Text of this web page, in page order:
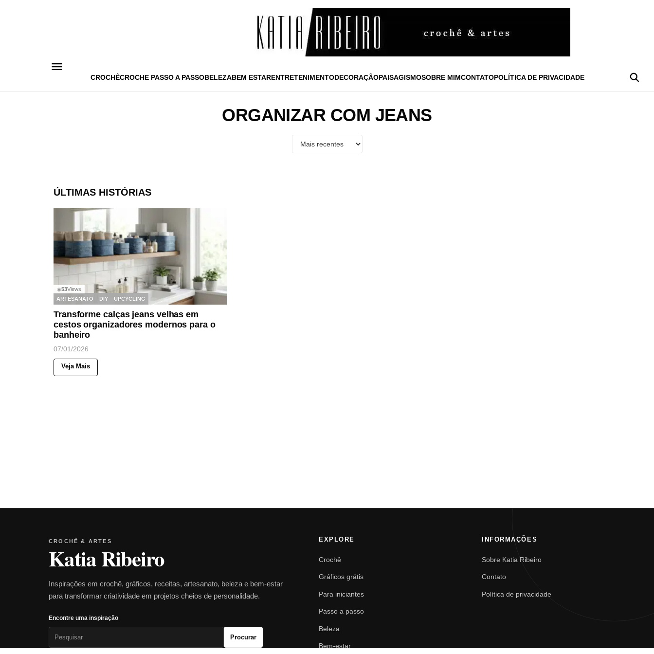
CROCHÊCROCHE PASSO A PASSOBELEZABEM ESTARENTRETENIMENTODECORAÇÃOPAISAGISMOSOBRE MIMCONTATOPOLÍTICA DE PRIVACIDADE
ORGANIZAR COM JEANS
ÚLTIMAS HISTÓRIAS
◉53Views
ARTESANATO
DIY UPCYCLING
Transforme calças jeans velhas em
cestos organizadores modernos para o
banheiro
07/01/2026
Veja Mais
CROCHÊ & ARTES
Katia Ribeiro
Inspirações em crochê, gráficos, receitas, artesanato, beleza e bem-estar
para transformar criatividade em projetos cheios de personalidade.
Encontre uma inspiração
Procurar
EXPLORE
Crochê
Gráficos grátis
Para iniciantes
Passo a passo
Beleza
Bem-estar
INFORMAÇÕES
Sobre Katia Ribeiro
Contato
Política de privacidade